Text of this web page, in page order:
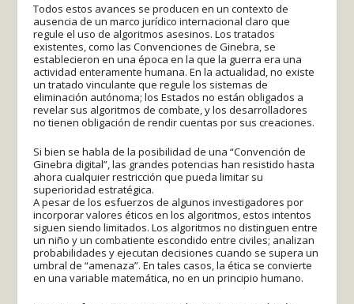
Todos estos avances se producen en un contexto de
ausencia de un marco jurídico internacional claro que
regule el uso de algoritmos asesinos. Los tratados
existentes, como las Convenciones de Ginebra, se
establecieron en una época en la que la guerra era una
actividad enteramente humana. En la actualidad, no existe
un tratado vinculante que regule los sistemas de
eliminación autónoma; los Estados no están obligados a
revelar sus algoritmos de combate, y los desarrolladores
no tienen obligación de rendir cuentas por sus creaciones.
Si bien se habla de la posibilidad de una “Convención de
Ginebra digital”, las grandes potencias han resistido hasta
ahora cualquier restricción que pueda limitar su
superioridad estratégica.
A pesar de los esfuerzos de algunos investigadores por
incorporar valores éticos en los algoritmos, estos intentos
siguen siendo limitados. Los algoritmos no distinguen entre
un niño y un combatiente escondido entre civiles; analizan
probabilidades y ejecutan decisiones cuando se supera un
umbral de “amenaza”. En tales casos, la ética se convierte
en una variable matemática, no en un principio humano.